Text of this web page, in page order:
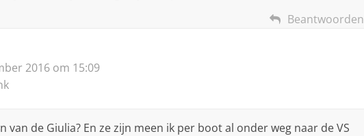
Beantwoorden
2016 om 15:09
van de Giulia? En ze zijn meen ik per boot al onder weg naar de VS